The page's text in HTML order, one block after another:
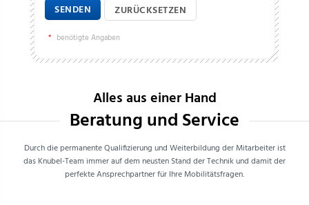
SENDEN ZURÜCKSETZEN
* benötigte Angaben
Alles aus einer Hand
Beratung und Service
Durch die permanente Qualifizierung und Weiterbildung der Mitarbeiter ist
das Knubel-Team immer auf dem neusten Stand der Technik und damit der
perfekte Ansprechpartner für Ihre Mobilitätsfragen.